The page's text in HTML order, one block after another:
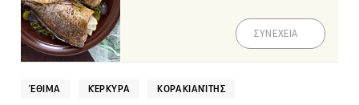
ΣΥΝΕΧΕΙΑ
ΈΘΙΜΑ ΚΈΡΚΥΡΑ ΚΟΡΑΚΙΑΝΊΤΗΣ